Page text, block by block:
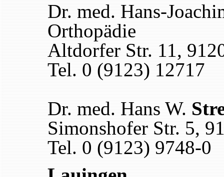
Dr. med. Hans-
Orthopädie
Altdorfer Str. 11,
Tel. 0 (9123) 12717
Dr. med. Hans W.
Simonshofer Str. 5,
Tel. 0 (9123) 9748-0